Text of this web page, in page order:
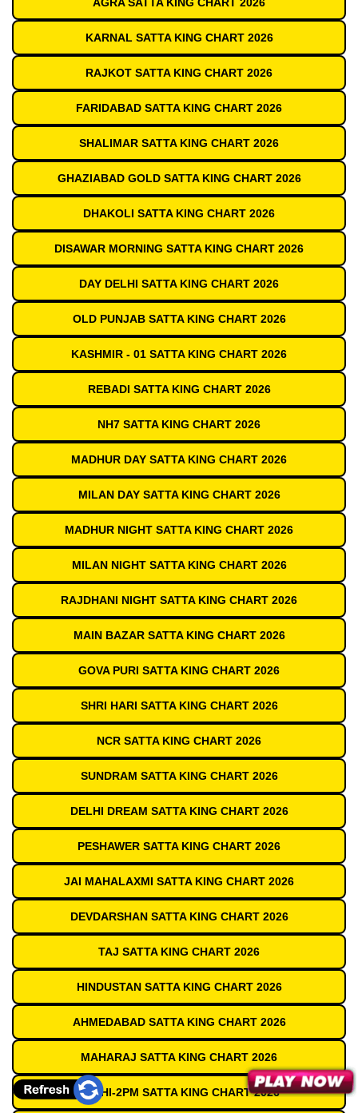
AGRA SATTA KING CHART 2026
KARNAL SATTA KING CHART 2026
RAJKOT SATTA KING CHART 2026
FARIDABAD SATTA KING CHART 2026
SHALIMAR SATTA KING CHART 2026
GHAZIABAD GOLD SATTA KING CHART 2026
DHAKOLI SATTA KING CHART 2026
DISAWAR MORNING SATTA KING CHART 2026
DAY DELHI SATTA KING CHART 2026
OLD PUNJAB SATTA KING CHART 2026
KASHMIR - 01 SATTA KING CHART 2026
REBADI SATTA KING CHART 2026
NH7 SATTA KING CHART 2026
MADHUR DAY SATTA KING CHART 2026
MILAN DAY SATTA KING CHART 2026
MADHUR NIGHT SATTA KING CHART 2026
MILAN NIGHT SATTA KING CHART 2026
RAJDHANI NIGHT SATTA KING CHART 2026
MAIN BAZAR SATTA KING CHART 2026
GOVA PURI SATTA KING CHART 2026
SHRI HARI SATTA KING CHART 2026
NCR SATTA KING CHART 2026
SUNDRAM SATTA KING CHART 2026
DELHI DREAM SATTA KING CHART 2026
PESHAWER SATTA KING CHART 2026
JAI MAHALAXMI SATTA KING CHART 2026
DEVDARSHAN SATTA KING CHART 2026
TAJ SATTA KING CHART 2026
HINDUSTAN SATTA KING CHART 2026
AHMEDABAD SATTA KING CHART 2026
MAHARAJ SATTA KING CHART 2026
DELHI-2PM SATTA KING CHART 2026